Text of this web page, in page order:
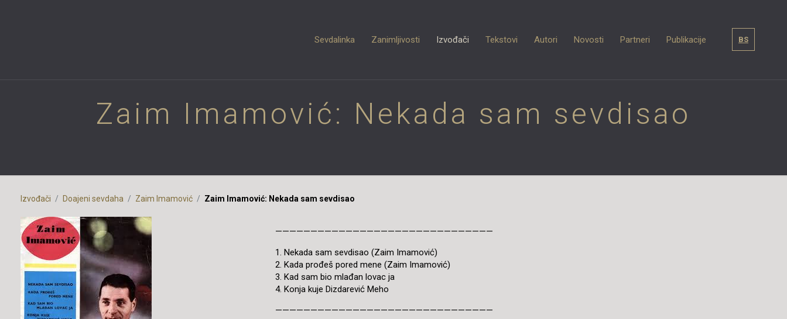
Sevdalinka Zanimljivosti Izvođači Tekstovi Autori Novosti Partneri Publikacije BS
Zaim Imamović: Nekada sam sevdisao
Izvođači Doajeni sevdaha Zaim Imamović Zaim Imamović: Nekada sam sevdisao
———————————————————————————————
1. Nekada sam sevdisao (Zaim Imamović)
2. Kada prođeš pored mene (Zaim Imamović)
3. Kad sam bio mlađan lovac ja
4. Konja kuje Dizdarević Meho
———————————————————————————————